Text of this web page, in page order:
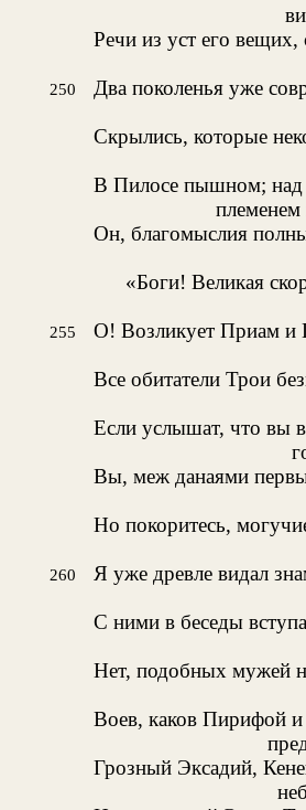
Речи из уст его вещих,
250
Два поколенья уже
Скрылись, которые
В Пилосе пышном; над
племенем
Он, благомыслия
«Боги! Великая
255
О! Возликует Приам и
Все обитатели Трои
Если услышат, что вы
Вы, меж данаями
Но покоритесь,
260
Я уже древле видал
С ними в беседы
Нет, подобных мужей
Воев, каков Пирифой
Грозный Эксадий,